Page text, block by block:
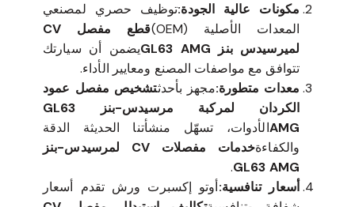
مكونات عالية الجودة:توظيف حصري لمصنعي
المعدات الأصلية (OEM)
قطع مفصل CV
لميرسيدس بنز GL63 AMG
يضمن أن سيارتك
تتوافق مع مواصفات المصنع ومعايير الأداء.
معدات متطورة:مجهز بأحدثتشخيص مفصل عمود
الكردان لمركبة مرسيدس-بنز GL63
AMGالأدوات، تسهّل منشأتنا الحديثة الدقة
والكفاءة
خدمات مفصلات CV لمرسيدس-بنز
GL63 AMG
.
أسعار تنافسية:أوتو إكسبرت ورش تقدم أسعار